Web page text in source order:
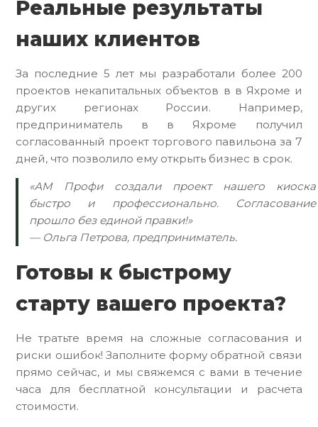
Реальные результаты
наших клиентов
За последние 5 лет мы разработали более 200
проектов некапитальных объектов в в Яхроме и
других регионах России. Например,
предприниматель в в Яхроме получил
согласованный проект торгового павильона за 7
дней, что позволило ему открыть бизнес в срок.
«АМ Профи создали проект нашего киоска
быстро и профессионально. Согласование
прошло без единой правки!»
— Ольга Петрова, предприниматель.
Готовы к быстрому
старту вашего проекта?
Не тратьте время на сложные согласования и
риски ошибок! Заполните форму обратной связи
прямо сейчас, и мы свяжемся с вами в течение
часа для бесплатной консультации и расчета
стоимости.